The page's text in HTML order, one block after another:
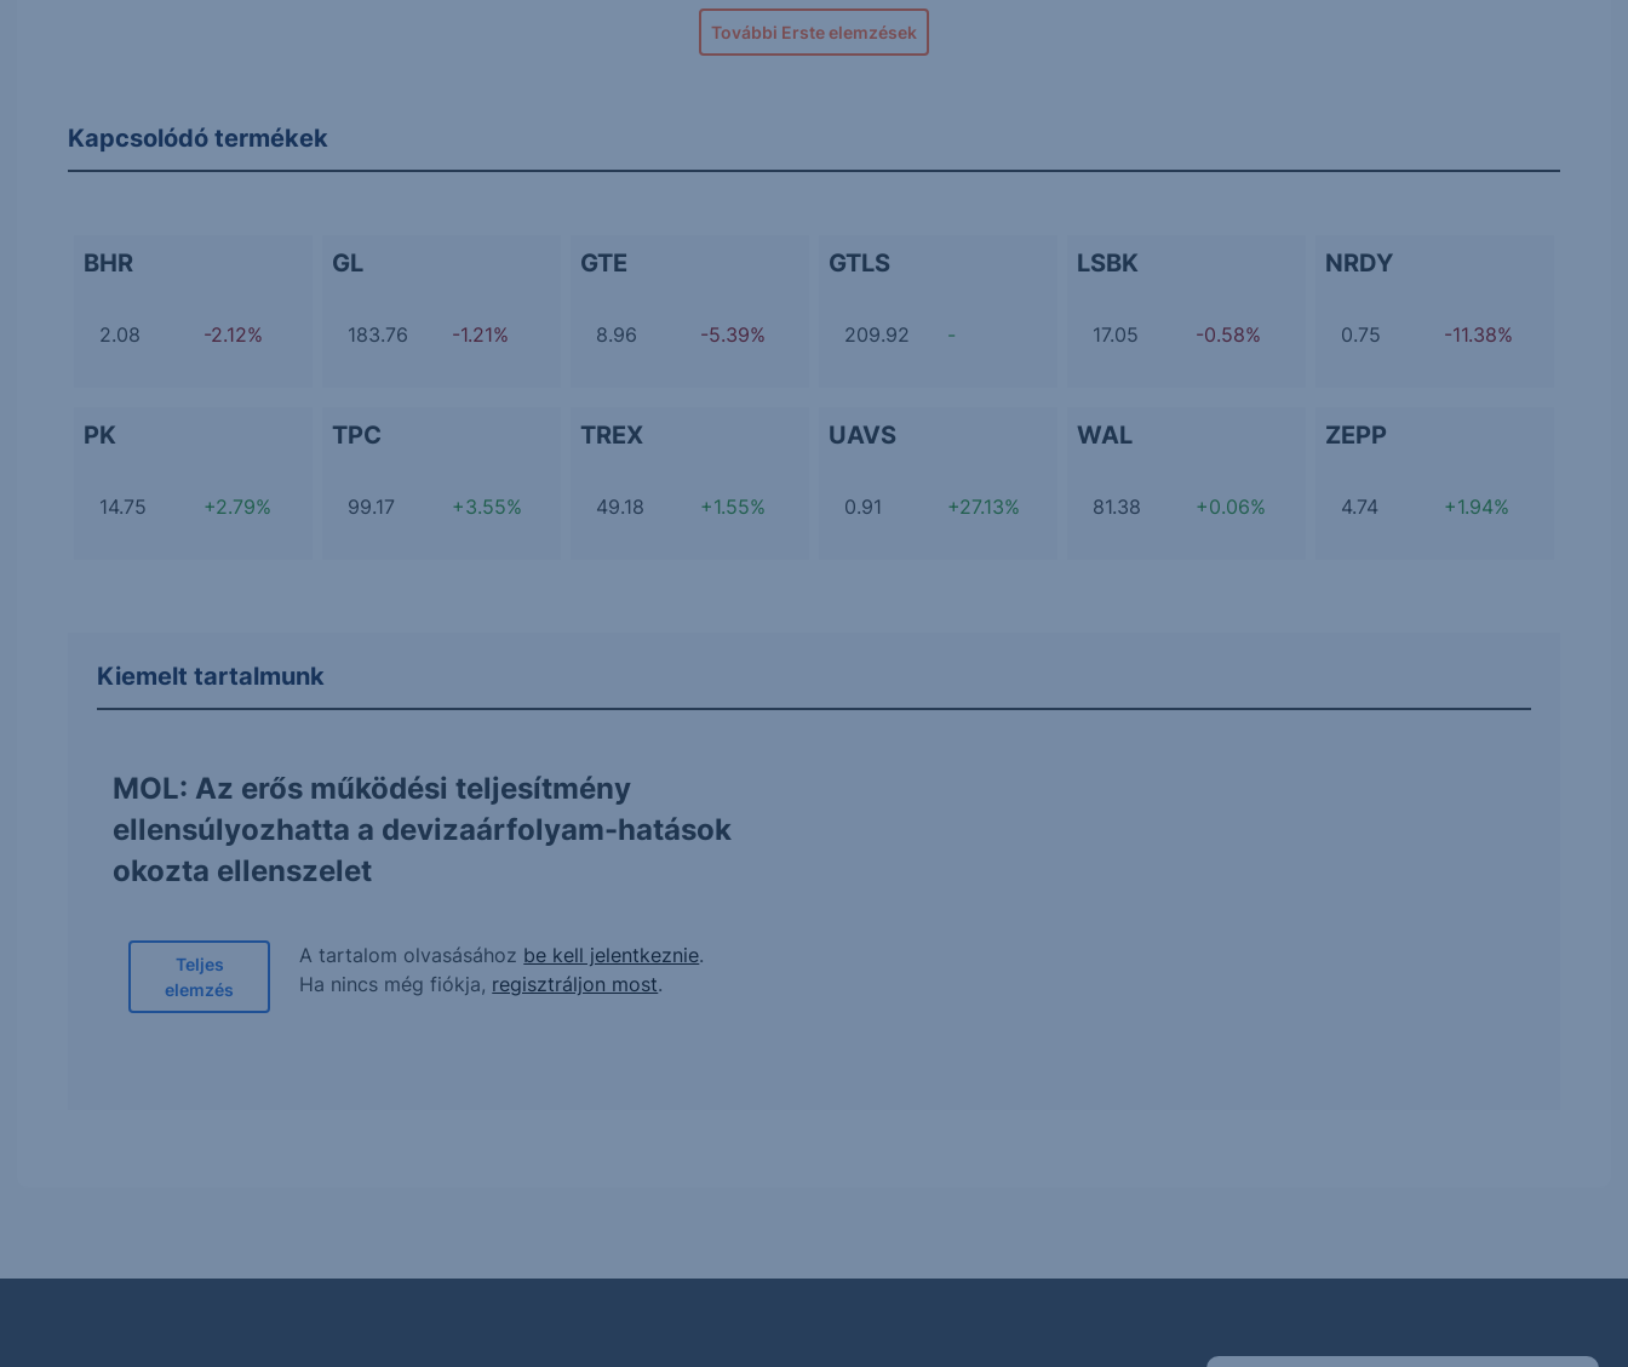
További Erste elemzések
Kapcsolódó termékek
BHR
2.08 -2.12%
GL
183.76 -1.21%
GTE
8.96 -5.39%
GTLS
209.92 -
LSBK
17.05 -0.58%
NRDY
0.75 -11.38%
PK
14.75 +2.79%
TPC
99.17 +3.55%
TREX
49.18 +1.55%
UAVS
0.91 +27.13%
WAL
81.38 +0.06%
ZEPP
4.74 +1.94%
Kiemelt tartalmunk
MOL: Az erős működési teljesítmény
ellensúlyozhatta a devizaárfolyam-hatások
okozta ellenszelet
Teljes
elemzés
A tartalom olvasásához be kell jelentkeznie.
Ha nincs még fiókja, regisztráljon most.